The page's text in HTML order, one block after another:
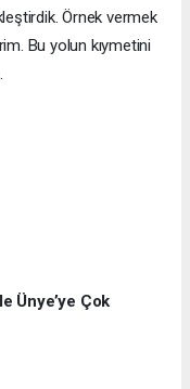
Örnek vermek
Bu yolun kıymetini
Ünye’ye Çok